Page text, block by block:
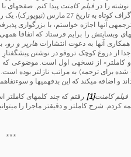
نوشته را درفیلم کامنت پیدا کنم. صفحه­ای
یک ریویوی تندوتیز بود علیه فیلم
آنها اجازه خواستم، با بزرگواری
وب­سایتش را برایم فرستاد که اتفاقا
آن­ها به دعوت انتشارات هارپر و رو،
جدا از دروغ کوچک تروفو در نوشتن
از نسخه­ی اول است. موضوعی که لو
برای ترجمه) به مراتب نازل­تر بوده
می­کند که این بدفهمی­ها و
فیلم کامنت[1] رفتم که چند کلمه­ای
کردم. شرح کامل­تر و دقیق­تر ماجرا را
***